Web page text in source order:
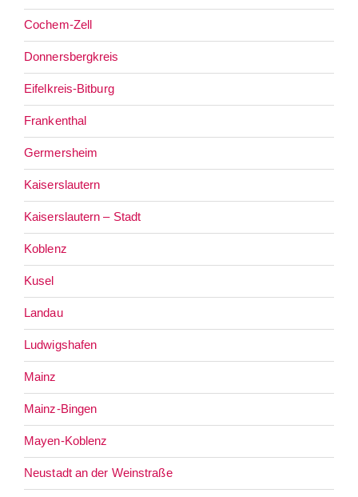
Cochem-Zell
Donnersbergkreis
Eifelkreis-Bitburg
Frankenthal
Germersheim
Kaiserslautern
Kaiserslautern – Stadt
Koblenz
Kusel
Landau
Ludwigshafen
Mainz
Mainz-Bingen
Mayen-Koblenz
Neustadt an der Weinstraße